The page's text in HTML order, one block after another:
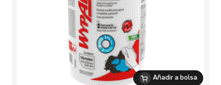
Añadir a bolsa